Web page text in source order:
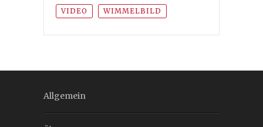
VIDEO WIMMELBILD
Allgemein